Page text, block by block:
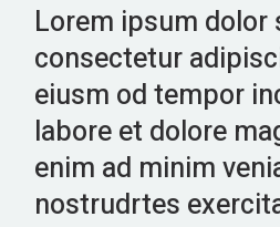
Lorem ipsum dolor
consectetur
eiusm od tempor
labore et dolore
enim ad minim
nostrudrtes